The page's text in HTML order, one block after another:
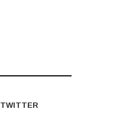
TWITTER